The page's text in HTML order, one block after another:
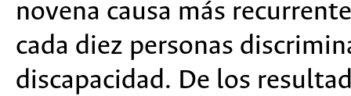
novena causa más
cada diez personas
discapacidad. De los